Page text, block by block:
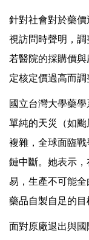
針對社會對於藥
視訪問時聲明，調
若醫院的採購價
定核定價過高而調
國立台灣大學藥
單純的天災（如
複雜，全球面臨
鏈中斷。她表示
易，生產不可能
藥品自製自足的目
面對原廠退出與